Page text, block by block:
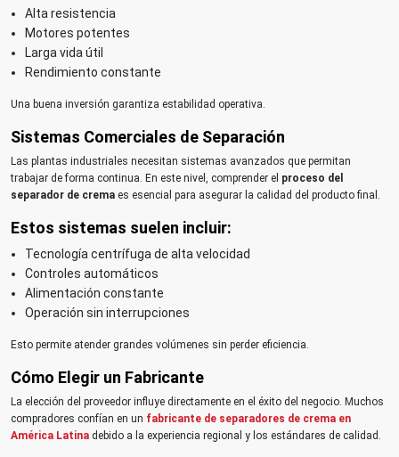
Alta resistencia
Motores potentes
Larga vida útil
Rendimiento constante
Una buena inversión garantiza estabilidad operativa.
Sistemas Comerciales de Separación
Las plantas industriales necesitan sistemas avanzados que permitan
trabajar de forma continua. En este nivel, comprender el proceso del
separador de crema es esencial para asegurar la calidad del producto final.
Estos sistemas suelen incluir:
Tecnología centrífuga de alta velocidad
Controles automáticos
Alimentación constante
Operación sin interrupciones
Esto permite atender grandes volúmenes sin perder eficiencia.
Cómo Elegir un Fabricante
La elección del proveedor influye directamente en el éxito del negocio. Muchos
compradores confían en un fabricante de separadores de crema en
América Latina debido a la experiencia regional y los estándares de calidad.